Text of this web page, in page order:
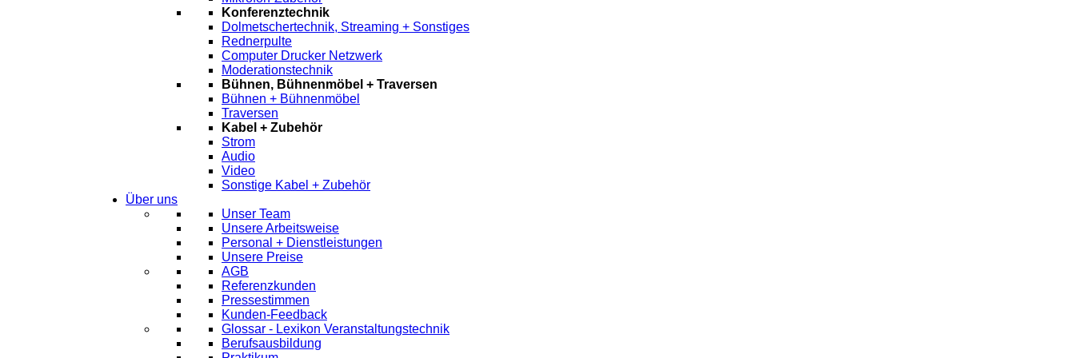
Konferenztechnik
Dolmetschertechnik, Streaming + Sonstiges
Rednerpulte
Computer Drucker Netzwerk
Moderationstechnik
Bühnen, Bühnenmöbel + Traversen
Bühnen + Bühnenmöbel
Traversen
Kabel + Zubehör
Strom
Audio
Video
Sonstige Kabel + Zubehör
Über uns
Unser Team
Unsere Arbeitsweise
Personal + Dienstleistungen
Unsere Preise
AGB
Referenzkunden
Pressestimmen
Kunden-Feedback
Glossar - Lexikon Veranstaltungstechnik
Berufsausbildung